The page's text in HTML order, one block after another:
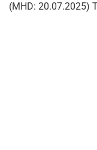
(MHD: 20.07.2025)